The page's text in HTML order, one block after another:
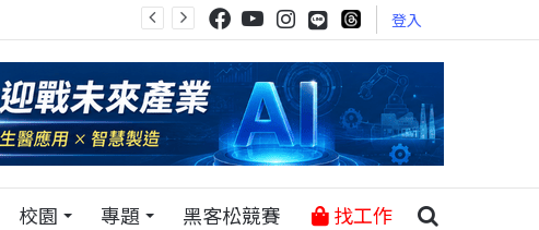
登入
校園 專題 黑客松競賽 找工作